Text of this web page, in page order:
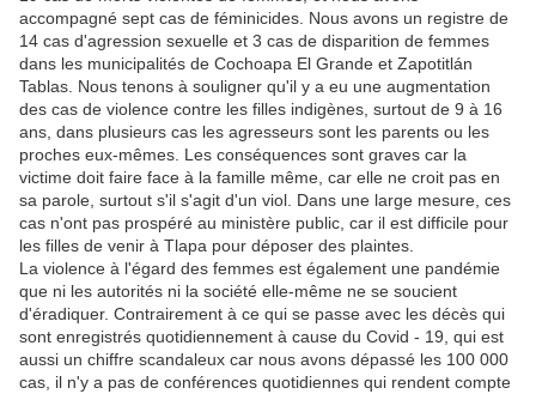
accompagné sept cas de féminicides. Nous avons un registre de
14 cas d'agression sexuelle et 3 cas de disparition de femmes
dans les municipalités de Cochoapa El Grande et Zapotitlán
Tablas. Nous tenons à souligner qu'il y a eu une augmentation
des cas de violence contre les filles indigènes, surtout de 9 à 16
ans, dans plusieurs cas les agresseurs sont les parents ou les
proches eux-mêmes. Les conséquences sont graves car la
victime doit faire face à la famille même, car elle ne croit pas en
sa parole, surtout s'il s'agit d'un viol. Dans une large mesure, ces
cas n'ont pas prospéré au ministère public, car il est difficile pour
les filles de venir à Tlapa pour déposer des plaintes.
La violence à l'égard des femmes est également une pandémie
que ni les autorités ni la société elle-même ne se soucient
d'éradiquer. Contrairement à ce qui se passe avec les décès qui
sont enregistrés quotidiennement à cause du Covid - 19, qui est
aussi un chiffre scandaleux car nous avons dépassé les 100 000
cas, il n'y a pas de conférences quotidiennes qui rendent compte